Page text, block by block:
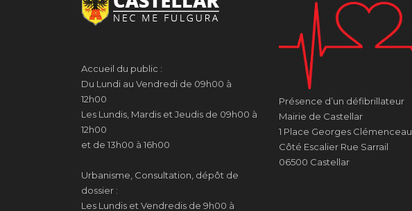
Accueil du public :
Du Lundi au Vendredi de 09h00 à
12h00
Les Lundis, Mardis et Jeudis de 09h00 à
12h00
et de 13h00 à 16h00
Urbanisme, Consultation, dépôt de
dossier :
Les Lundis et Vendredis de 9h00 à
Présence d’un défibrillateur
Mairie de Castellar
1 Place Georges Clémenceau
Côté Escalier Rue Sarrail
06500 Castellar